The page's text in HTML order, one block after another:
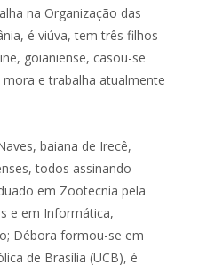
na Organização das
é viúva, tem três filhos
goianiense, casou-se
e trabalha atualmente
baiana de Irecê,
todos assinando
em Zootecnia pela
e em Informática,
Débora formou-se em
de Brasília (UCB), é